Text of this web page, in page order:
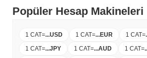
Popüler Hesap Makineleri
1 CAT=...USD 1 CAT=...EUR 1 CAT=
1 CAT=...JPY 1 CAT=...AUD 1 CAT=